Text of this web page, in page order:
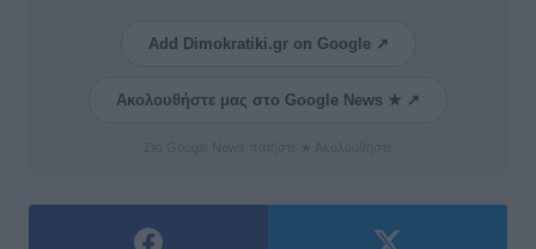
Add Dimokratiki.gr on Google ↗
Ακολουθήστε μας στο Google News ★ ↗